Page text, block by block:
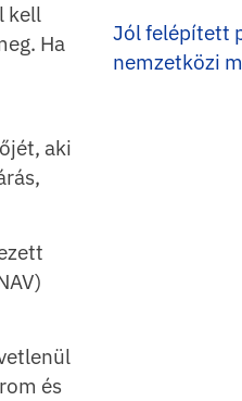
kell
Ha
aki
és
Jól felépített
nemzetközi